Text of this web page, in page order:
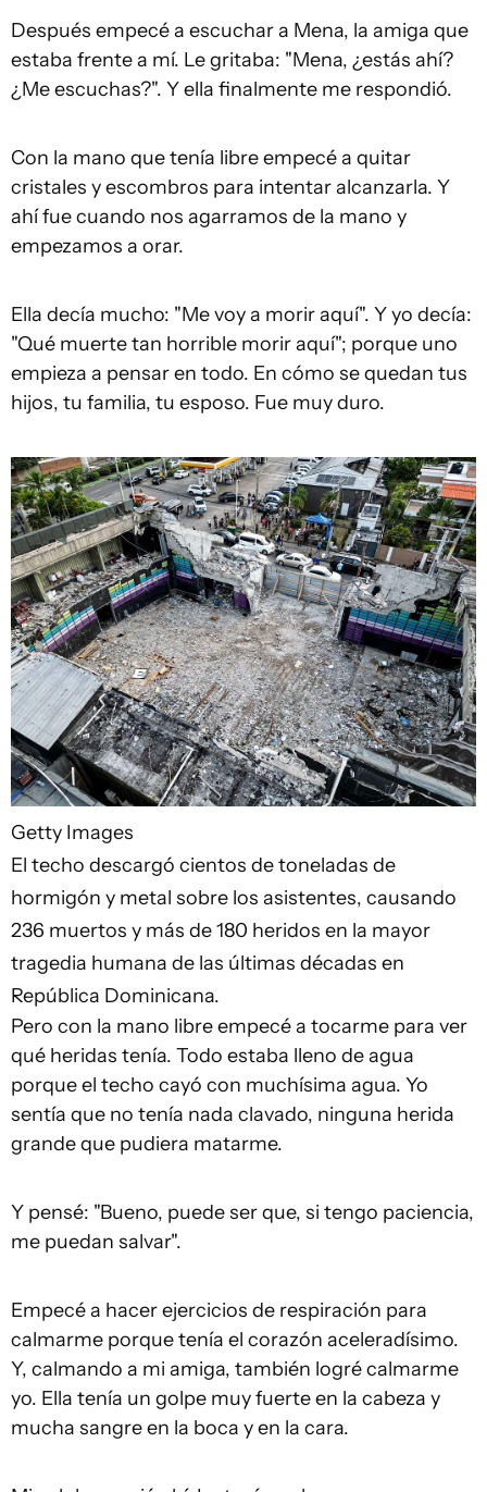
Después empecé a escuchar a Mena, la amiga que
estaba frente a mí. Le gritaba: "Mena, ¿estás ahí?
¿Me escuchas?". Y ella finalmente me respondió.
Con la mano que tenía libre empecé a quitar
cristales y escombros para intentar alcanzarla. Y
ahí fue cuando nos agarramos de la mano y
empezamos a orar.
Ella decía mucho: "Me voy a morir aquí". Y yo decía:
"Qué muerte tan horrible morir aquí"; porque uno
empieza a pensar en todo. En cómo se quedan tus
hijos, tu familia, tu esposo. Fue muy duro.
Getty Images
El techo descargó cientos de toneladas de
hormigón y metal sobre los asistentes, causando
236 muertos y más de 180 heridos en la mayor
tragedia humana de las últimas décadas en
República Dominicana.
Pero con la mano libre empecé a tocarme para ver
qué heridas tenía. Todo estaba lleno de agua
porque el techo cayó con muchísima agua. Yo
sentía que no tenía nada clavado, ninguna herida
grande que pudiera matarme.
Y pensé: "Bueno, puede ser que, si tengo paciencia,
me puedan salvar".
Empecé a hacer ejercicios de respiración para
calmarme porque tenía el corazón aceleradísimo.
Y, calmando a mi amiga, también logré calmarme
yo. Ella tenía un golpe muy fuerte en la cabeza y
mucha sangre en la boca y en la cara.